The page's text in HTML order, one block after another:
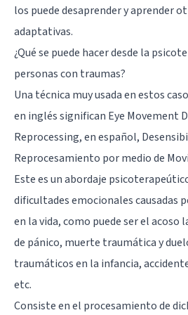
los puede desaprender y aprender
adaptativas.
¿Qué se puede hacer desde la
personas con traumas?
Una técnica muy usada en estos
en inglés significan Eye Movement
Reprocessing, en español,
Reprocesamiento por medio de
Este es un abordaje
dificultades emocionales causadas
en la vida, como puede ser el acoso
de pánico, muerte traumática y
traumáticos en la infancia,
etc.
Consiste en el procesamiento de